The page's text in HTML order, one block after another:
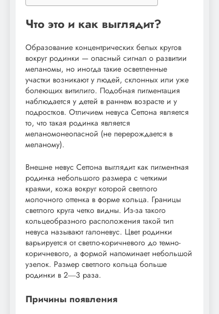
Что это и как выглядит?
Образование концентрических белых кругов
вокруг родинки — опасный сигнал о развитии
меланомы, но иногда такие осветленные
участки возникают у людей, склонных или уже
болеющих витилиго. Подобная пигментация
наблюдается у детей в раннем возрасте и у
подростков. Отличием невуса Сеттона является
то, что такая родинка является
меланомонеопасной (не перерождается в
меланому).
Внешне невус Сеттона выглядит как пигментная
родинка небольшого размера с четкими
краями, кожа вокруг которой светлого
молочного оттенка в форме кольца. Границы
светлого круга четко видны. Из-за такого
кольцеобразного расположения такой тип
невуса называют галоневус. Цвет родинки
варьируется от светло-коричневого до темно-
коричневого, а формой напоминает небольшой
узелок. Размер светлого кольца больше
родинки в 2―3 раза.
Причины появления